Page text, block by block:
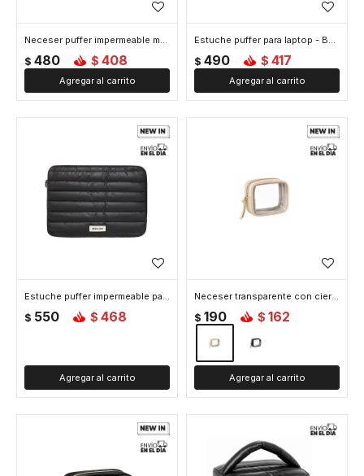
Neceser puffer impermeable maletin - Beige
$ 480 $ 408
Estuche puffer para laptop - Beige
$ 490 $ 417
Estuche puffer impermeable para laptop - Negro
$ 550 $ 468
Neceser transparente con cierre chico - Beige
$ 190 $ 162